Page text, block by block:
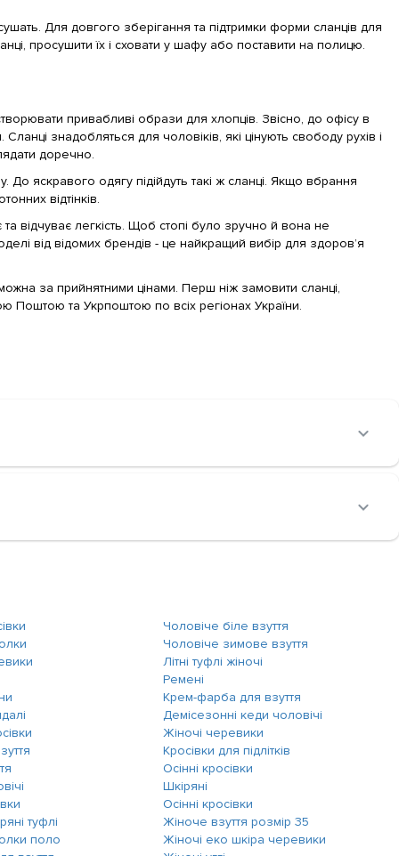
Для довгого зберігання та підтримки форми сланців для
просушити їх і сховати у шафу або поставити на полицю.
привабливі образи для хлопців. Звісно, до офісу в
знадобляться для чоловіків, які цінують свободу рухів і
доречно.
яскравого одягу підійдуть такі ж сланці. Якщо вбрання
відтінків.
відчуває легкість. Щоб стопі було зручно й вона не
від відомих брендів - це найкращий вибір для здоров’я
за прийнятними цінами. Перш ніж замовити сланці,
та Укрпоштою по всіх регіонах України.
туфлі
поло
Чоловіче біле взуття
Чоловіче зимове взуття
Літні туфлі жіночі
Ремені
Крем-фарба для взуття
Демісезонні кеди чоловічі
Жіночі черевики
Кросівки для підлітків
Осінні кросівки
Шкіряні
Осінні кросівки
Жіноче взуття розмір 35
Жіночі еко шкіра черевики